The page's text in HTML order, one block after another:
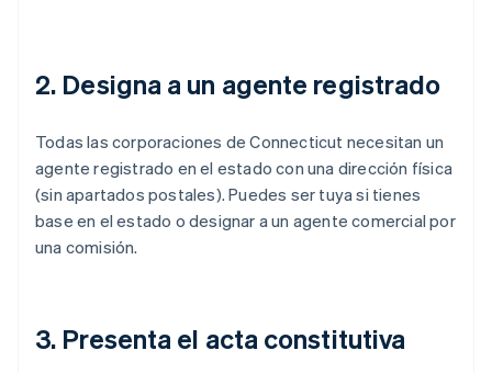
2. Designa a un agente registrado
Todas las corporaciones de Connecticut necesitan un
agente registrado en el estado con una dirección física
(sin apartados postales). Puedes ser tuya si tienes
base en el estado o designar a un agente comercial por
una comisión.
3. Presenta el acta constitutiva